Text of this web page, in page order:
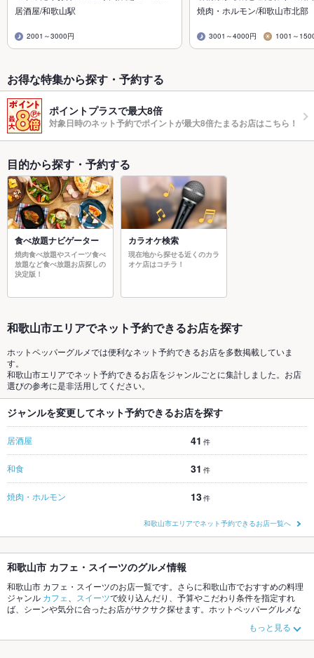
居酒屋/和歌山駅
2001～3000円
焼肉・ホルモン/和歌山市北部
3001～4000円 1001～
お得な特集から探す・予約する
ポイントプラスで最大8倍
対象日時のネット予約でポイントが最大8倍たまるお店はこちら！
目的から探す・予約する
食べ放題ナビゲーター
焼肉食べ放題やスイーツ食べ
放題など食べ放題お店探しの
決定版！
カラオケ検索
現在地から探せる近くのカラ
オケ店はコチラ！
和歌山市エリアでネット予約できるお店を探す
ホットペッパーグルメでは便利なネット予約できるお店を多数掲載していま
す。
和歌山市エリアでネット予約できるお店をジャンルごとに集計しました。お店
選びの参考に是非活用してください。
ジャンルを変更してネット予約できるお店を探す
居酒屋 41 件
和食 31 件
焼肉・ホルモン 13件
和歌山市エリアでネット予約できるお店一覧へ
和歌山市 カフェ・スイーツのグルメ情報
和歌山市 カフェ・スイーツのお店一覧です。さらに和歌山市でおすすめの料理
ジャンル カフェ スイーツで絞り込んだり、予算やこだわり条件を指定すれ
ば、シーンや気分に合ったお店がサクサク探せます。ホットペッパーグルメな
め料理など、お店の最新情報をご紹介しているので安心！24時間使える簡単便
利なネット予約が使えるお店も拡大中です。友達どうしの飲み会にも、会社の
もっと見る